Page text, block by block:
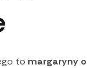
to margaryny o